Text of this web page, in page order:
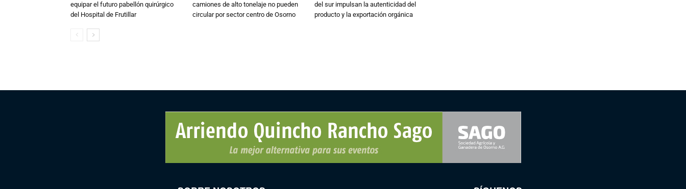
equipar el futuro pabellón quirúrgico
del Hospital de Frutillar
camiones de alto tonelaje no pueden
circular por sector centro de Osorno
del sur impulsan la autenticidad del
producto y la exportación orgánica